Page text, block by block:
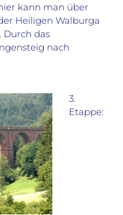
kann man über
Heiligen Walburga
Durch das
nach
3.
Etappe: